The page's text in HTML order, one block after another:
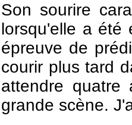
Son sourire
lorsqu'elle a été
épreuve de
courir plus tard
attendre
grande scène.